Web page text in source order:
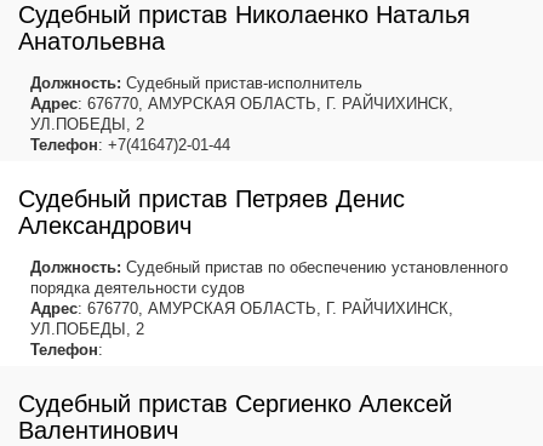
Судебный пристав Николаенко Наталья
Анатольевна
Должность: Судебный пристав-исполнитель
Адрес: 676770, АМУРСКАЯ ОБЛАСТЬ, Г. РАЙЧИХИНСК,
УЛ.ПОБЕДЫ, 2
Телефон: +7(41647)2-01-44
Судебный пристав Петряев Денис
Александрович
Должность: Судебный пристав по обеспечению установленного
порядка деятельности судов
Адрес: 676770, АМУРСКАЯ ОБЛАСТЬ, Г. РАЙЧИХИНСК,
УЛ.ПОБЕДЫ, 2
Телефон:
Судебный пристав Сергиенко Алексей
Валентинович